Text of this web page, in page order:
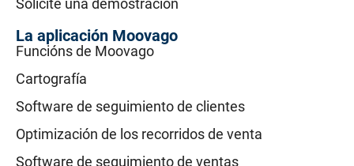
La aplicación Moovago
Funcións de Moovago
Cartografía
Software de seguimiento de clientes
Optimización de los recorridos de venta
Software de seguimiento de ventas